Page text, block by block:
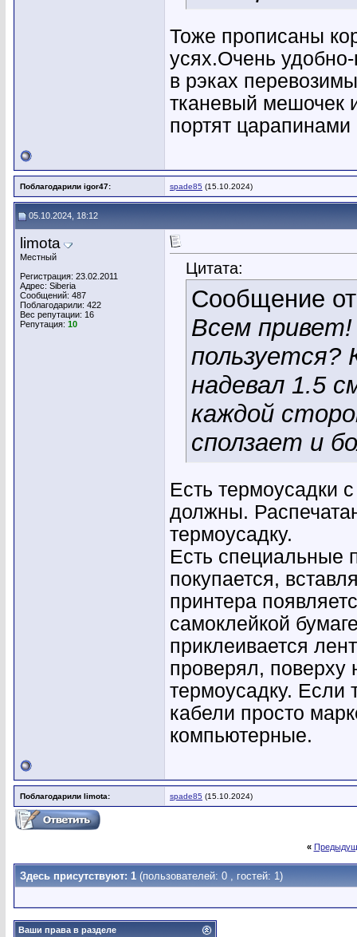
Тоже прописаны
усях.Очень
в рэках
тканевый мешочек
портят
Поблагодарили igor47: spade85 (15.10.2024)
05.10.2024, 18:12
limota
Местный
Регистрация: 23.02.2011
Адрес: Siberia
Сообщений: 487
Поблагодарили: 422
Вес репутации: 16
Репутация: 10
Цитата:
Сообщение
Всем
пользуется?
надевал 1.5
каждой
сползает и
Есть термоусадки
должны.
термоусадку.
Есть специальные
покупается,
принтера
самоклейкой
приклеивается
проверял,
термоусадку. Если
кабели просто
компьютерные.
Поблагодарили limota: spade85 (15.10.2024)
«
Здесь присутствуют: 1 (пользователей: 0 , гостей: 1)
Ваши права в разделе